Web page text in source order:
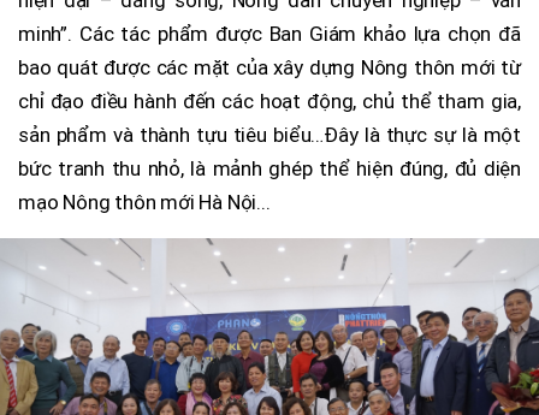
minh”. Các tác phẩm được Ban Giám khảo lựa chọn đã
bao quát được các mặt của xây dựng Nông thôn mới từ
chỉ đạo điều hành đến các hoạt động, chủ thể tham gia,
sản phẩm và thành tựu tiêu biểu…Đây là thực sự là một
bức tranh thu nhỏ, là mảnh ghép thể hiện đúng, đủ diện
mạo Nông thôn mới Hà Nội...